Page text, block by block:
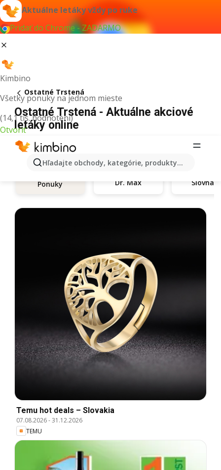
Aktuálne letáky vždy po ruke
Pridať do Chrome - ZADARMO
Kimbino
Všetky ponuky na jednom mieste
(14,1 tis. hodnotení)
Otvoriť
Hľadajte obchody, kategórie, produkty...
Ostatné Trstená
Ostatné Trstená - Aktuálne akciové
letáky online
Ponuky Dr. Max Slovnaft
Temu hot deals – Slovakia
07.08.2026-31.12.2026
TEMU